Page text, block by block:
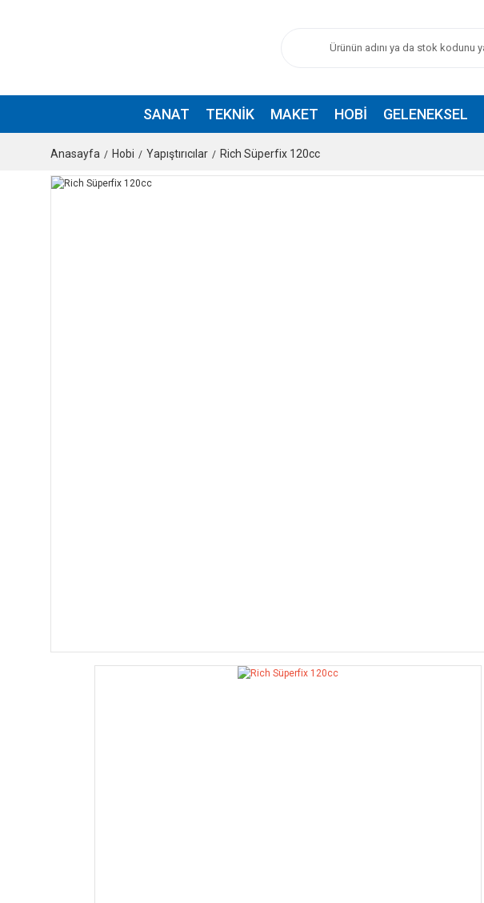
SANAT TEKNIK MAKET HOBI GELENEKSEL
Anasayfa Hobi Yapıştırıcılar Rich Süperfix 120cc